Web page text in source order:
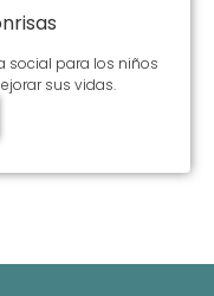
social para los niños
sus vidas.